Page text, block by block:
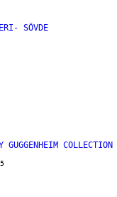
SÖVDE
GUGGENHEIM